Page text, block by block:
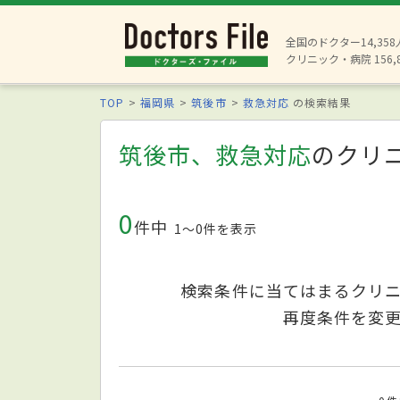
全国のドクター14,358
クリニック・病院
TOP 福岡県 筑後市 救急対応 の検索結果
筑後市、救急対応のクリ
0件中 1〜0件を表示
検索条件に当てはまるクリ
再度条件を変